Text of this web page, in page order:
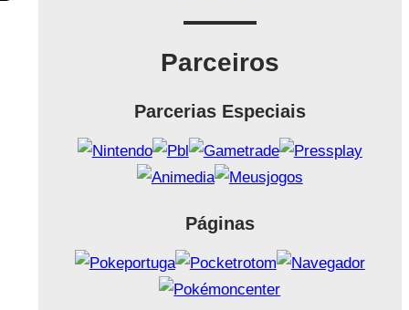
Parceiros
Parcerias Especiais
Páginas